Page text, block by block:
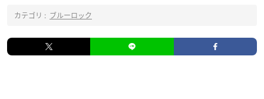
カテゴリ : ブルーロック